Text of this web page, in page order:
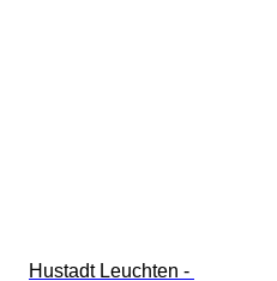
Hustadt Leuchten -